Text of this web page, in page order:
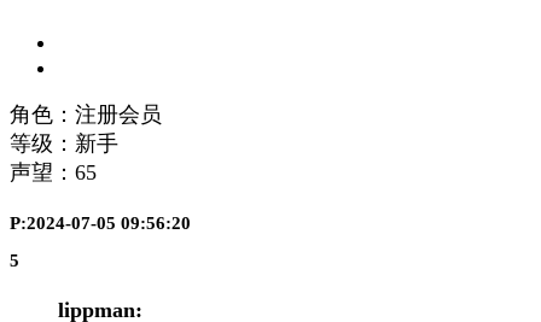
角色：注册会员
等级：新手
声望： 65
P:2024-07-05 09:56:20
5
lippman: